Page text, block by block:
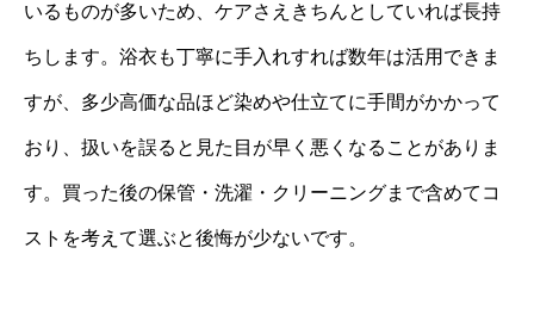
いるものが多いため、ケアさえきちんとしていれば長持
ちします。浴衣も丁寧に手入れすれば数年は活用できま
すが、多少高価な品ほど染めや仕立てに手間がかかって
おり、扱いを誤ると見た目が早く悪くなることがありま
す。買った後の保管・洗濯・クリーニングまで含めてコ
ストを考えて選ぶと後悔が少ないです。